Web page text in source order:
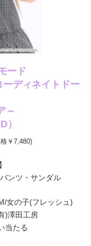
ード
ディネイトドー
～
）
￥7,480)
ンツ・サンダル
女の子(フレッシュ)
)澤田工房
当たる